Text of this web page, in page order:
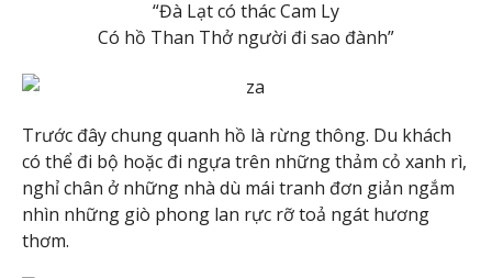
“Đà Lạt có thác Cam Ly
Có hồ Than Thở người đi sao đành”
Trước đây chung quanh hồ là rừng thông. Du khách
có thể đi bộ hoặc đi ngựa trên những thảm cỏ xanh rì,
nghỉ chân ở những nhà dù mái tranh đơn giản ngắm
nhìn những giò phong lan rực rỡ toả ngát hương
thơm.